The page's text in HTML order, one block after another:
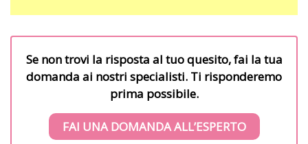
Se non trovi la risposta al tuo quesito, fai la tua
domanda ai nostri specialisti. Ti risponderemo
prima possibile.
FAI UNA DOMANDA ALL’ESPERTO